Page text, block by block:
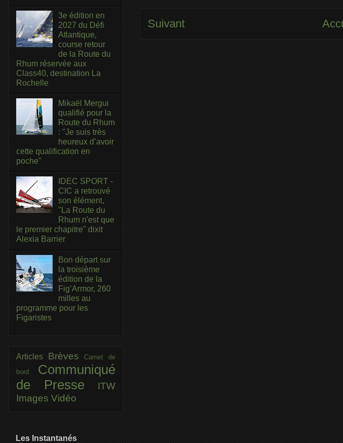
Suivant
3e édition en
2027 du Défi
Atlantique,
course retour
de la Route du
Rhum réservée aux
Class40, destination La
Rochelle
Mikaël Mergui
qualifié pour la
Route du Rhum
: "Je suis très
heureux d’avoir
cette qualification en
poche"
IDEC SPORT -
CIC a retrouvé
son élément,
"La Route du
Rhum n'est que
le premier chapitre" dixit
Alexia Barrier
Bon départ sur
la troisième
édition de la
Fig’Armor, 260
milles au
programme pour les
Figaristes
Articles BrèvesCarnet de
bord Communiqué
de Presse
ITW
Images Vidéo
Les Instantanés